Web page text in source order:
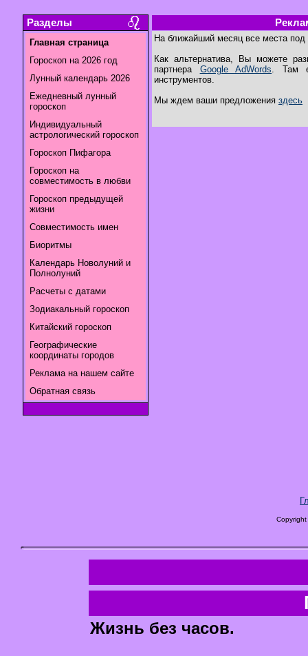
Разделы
Главная страница
Гороскоп на 2026 год
Лунный календарь 2026
Ежедневный лунный
гороскоп
Индивидуальный
астрологический гороскоп
Гороскоп Пифагора
Гороскоп на
совместимость в любви
Гороскоп предыдущей
жизни
Совместимость имен
Биоритмы
Календарь Новолуний и
Полнолуний
Расчеты с датами
Зодиакальный гороскоп
Китайский гороскоп
Географические
координаты городов
Реклама на нашем сайте
Обратная связь
На ближайший месяц все места
Как альтернатива, Вы можете
партнера Google AdWords. Там
инструментов.
Мы ждем ваши предложения здесь
Жизнь без часов.